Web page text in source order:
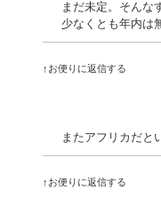
まだ未定。そんな
少なくとも年内は
↑お便りに返信する
またアフリカだと
↑お便りに返信する